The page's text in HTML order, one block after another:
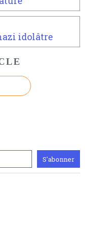
idolâtre